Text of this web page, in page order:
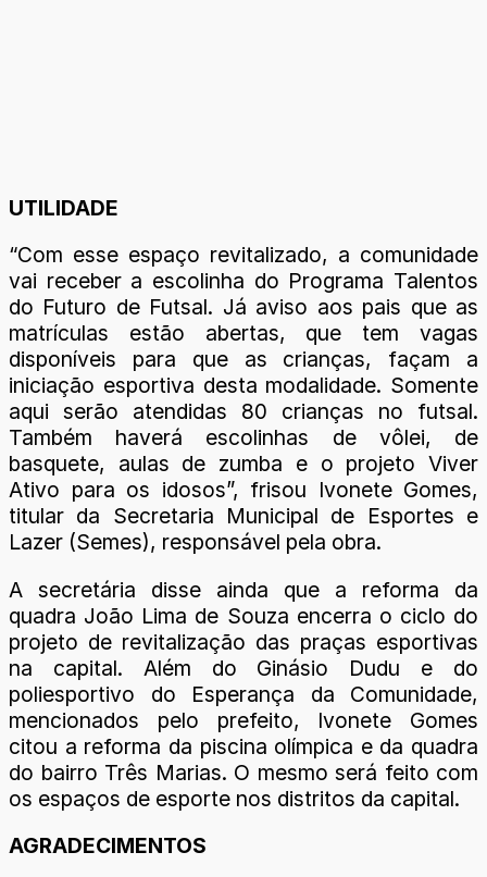
UTILIDADE
“Com esse espaço revitalizado, a comunidade
vai receber a escolinha do Programa Talentos
do Futuro de Futsal. Já aviso aos pais que as
matrículas estão abertas, que tem vagas
disponíveis para que as crianças, façam a
iniciação esportiva desta modalidade. Somente
aqui serão atendidas 80 crianças no futsal.
Também haverá escolinhas de vôlei, de
basquete, aulas de zumba e o projeto Viver
Ativo para os idosos”, frisou Ivonete Gomes,
titular da Secretaria Municipal de Esportes e
Lazer (Semes), responsável pela obra.
A secretária disse ainda que a reforma da
quadra João Lima de Souza encerra o ciclo do
projeto de revitalização das praças esportivas
na capital. Além do Ginásio Dudu e do
poliesportivo do Esperança da Comunidade,
mencionados pelo prefeito, Ivonete Gomes
citou a reforma da piscina olímpica e da quadra
do bairro Três Marias. O mesmo será feito com
os espaços de esporte nos distritos da capital.
AGRADECIMENTOS